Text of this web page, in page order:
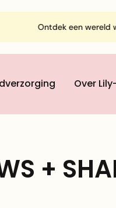
Ontdek een wereld
Over
+